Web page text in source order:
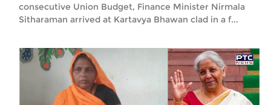
consecutive Union Budget, Finance Minister Nirmala
Sitharaman arrived at Kartavya Bhawan clad in a f...